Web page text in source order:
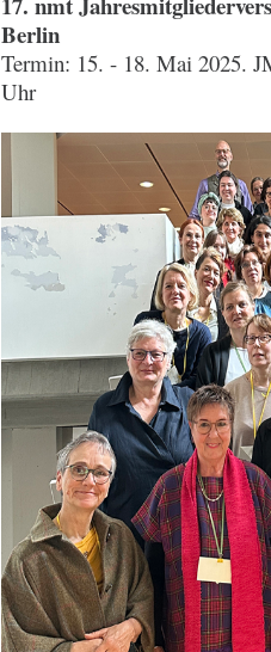
Berlin
Termin: 15. - 18. Mai 2025.
Uhr